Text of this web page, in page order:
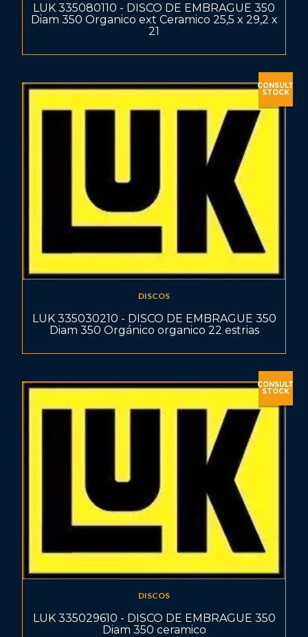
LUK 335080110 - DISCO DE EMBRAGUE 350
Diam 350 Organico ext Ceramico 25,5 x 29,2 x
21
CONSULT
STOCK
DISCOS
LUK 335030210 - DISCO DE EMBRAGUE 350
Diam 350 Orgánico organico 22 estrias
CONSULT
STOCK
DISCOS
LUK 335029610 - DISCO DE EMBRAGUE 350
Diam 350 ceramico